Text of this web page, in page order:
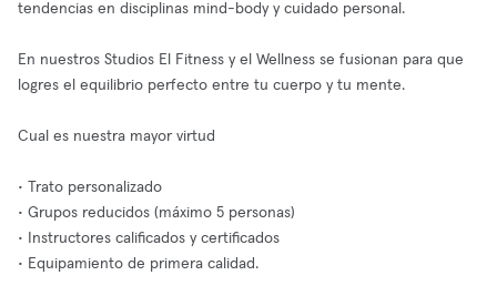
tendencias en disciplinas mind-body y cuidado personal.
En nuestros Studios El Fitness y el Wellness se fusionan para que
logres el equilibrio perfecto entre tu cuerpo y tu mente.
Cual es nuestra mayor virtud
• Trato personalizado
• Grupos reducidos (máximo 5 personas)
• Instructores calificados y certificados
• Equipamiento de primera calidad.